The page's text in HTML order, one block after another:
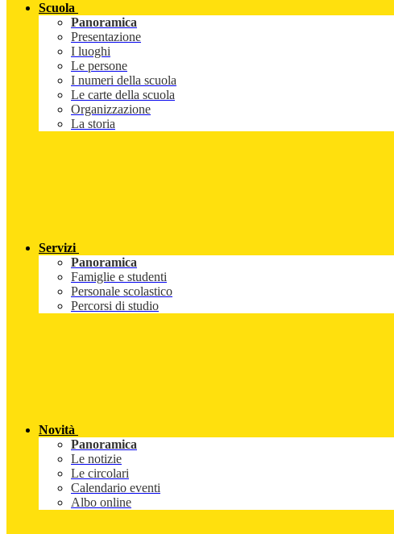
Scuola
Panoramica
Presentazione
I luoghi
Le persone
I numeri della scuola
Le carte della scuola
Organizzazione
La storia
Servizi
Panoramica
Famiglie e studenti
Personale scolastico
Percorsi di studio
Novità
Panoramica
Le notizie
Le circolari
Calendario eventi
Albo online